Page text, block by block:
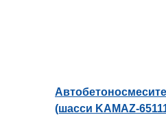
(шасси KAMAZ-